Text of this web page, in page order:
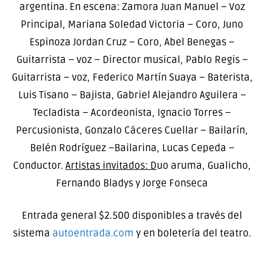
argentina. En escena: Zamora Juan Manuel – Voz
Principal, Mariana Soledad Victoria – Coro, Juno
Espinoza Jordan Cruz – Coro, Abel Benegas –
Guitarrista – voz – Director musical, Pablo Regis –
Guitarrista – voz, Federico Martín Suaya – Baterista,
Luis Tisano – Bajista, Gabriel Alejandro Aguilera –
Tecladista – Acordeonista, Ignacio Torres –
Percusionista, Gonzalo Cáceres Cuellar – Bailarín,
Belén Rodríguez –Bailarina, Lucas Cepeda –
Conductor. Artistas invitados: Duo aruma, Gualicho,
Fernando Bladys y Jorge Fonseca
Entrada general $2.500 disponibles a través del
sistema autoentrada.com y en boletería del teatro.